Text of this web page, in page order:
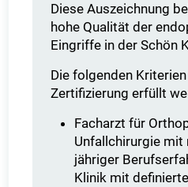
Diese Auszeichnung
hohe Qualität der
Eingriffe in der Schön
Die folgenden
Zertifizierung erfüllt
Facharzt für
Unfallchirurgie mit
jähriger
Klinik mit